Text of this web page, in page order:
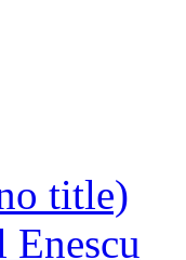
title)
Enescu